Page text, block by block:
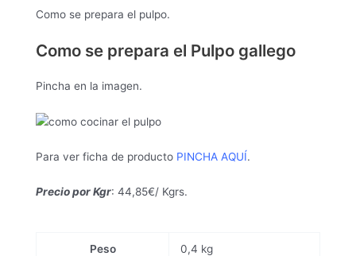
Como se prepara el pulpo.
Como se prepara el Pulpo gallego
Pincha en la imagen.
Para ver ficha de producto PINCHA AQUÍ.
Precio por Kgr: 44,85€/ Kgrs.
Peso 0,4 kg